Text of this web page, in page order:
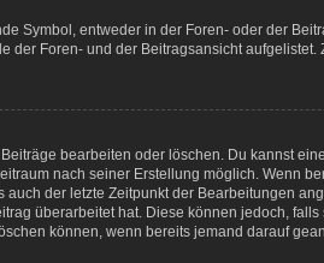
Symbol, entweder in der Foren- oder der
Foren- und der Beitragsansicht aufgelistet.
bearbeiten oder löschen. Du kannst
nach seiner Erstellung möglich. Wenn
der letzte Zeitpunkt der Bearbeitungen
überarbeitet hat. Diese können jedoch,
können, wenn bereits jemand darauf